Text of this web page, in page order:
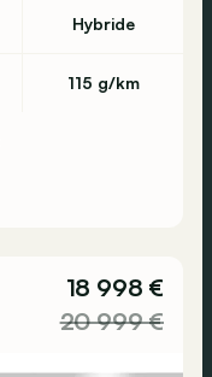
Hybride
115 g/km
18 998 €
20 999 €